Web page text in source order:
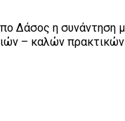
Δάσος η συνάντηση
– καλών